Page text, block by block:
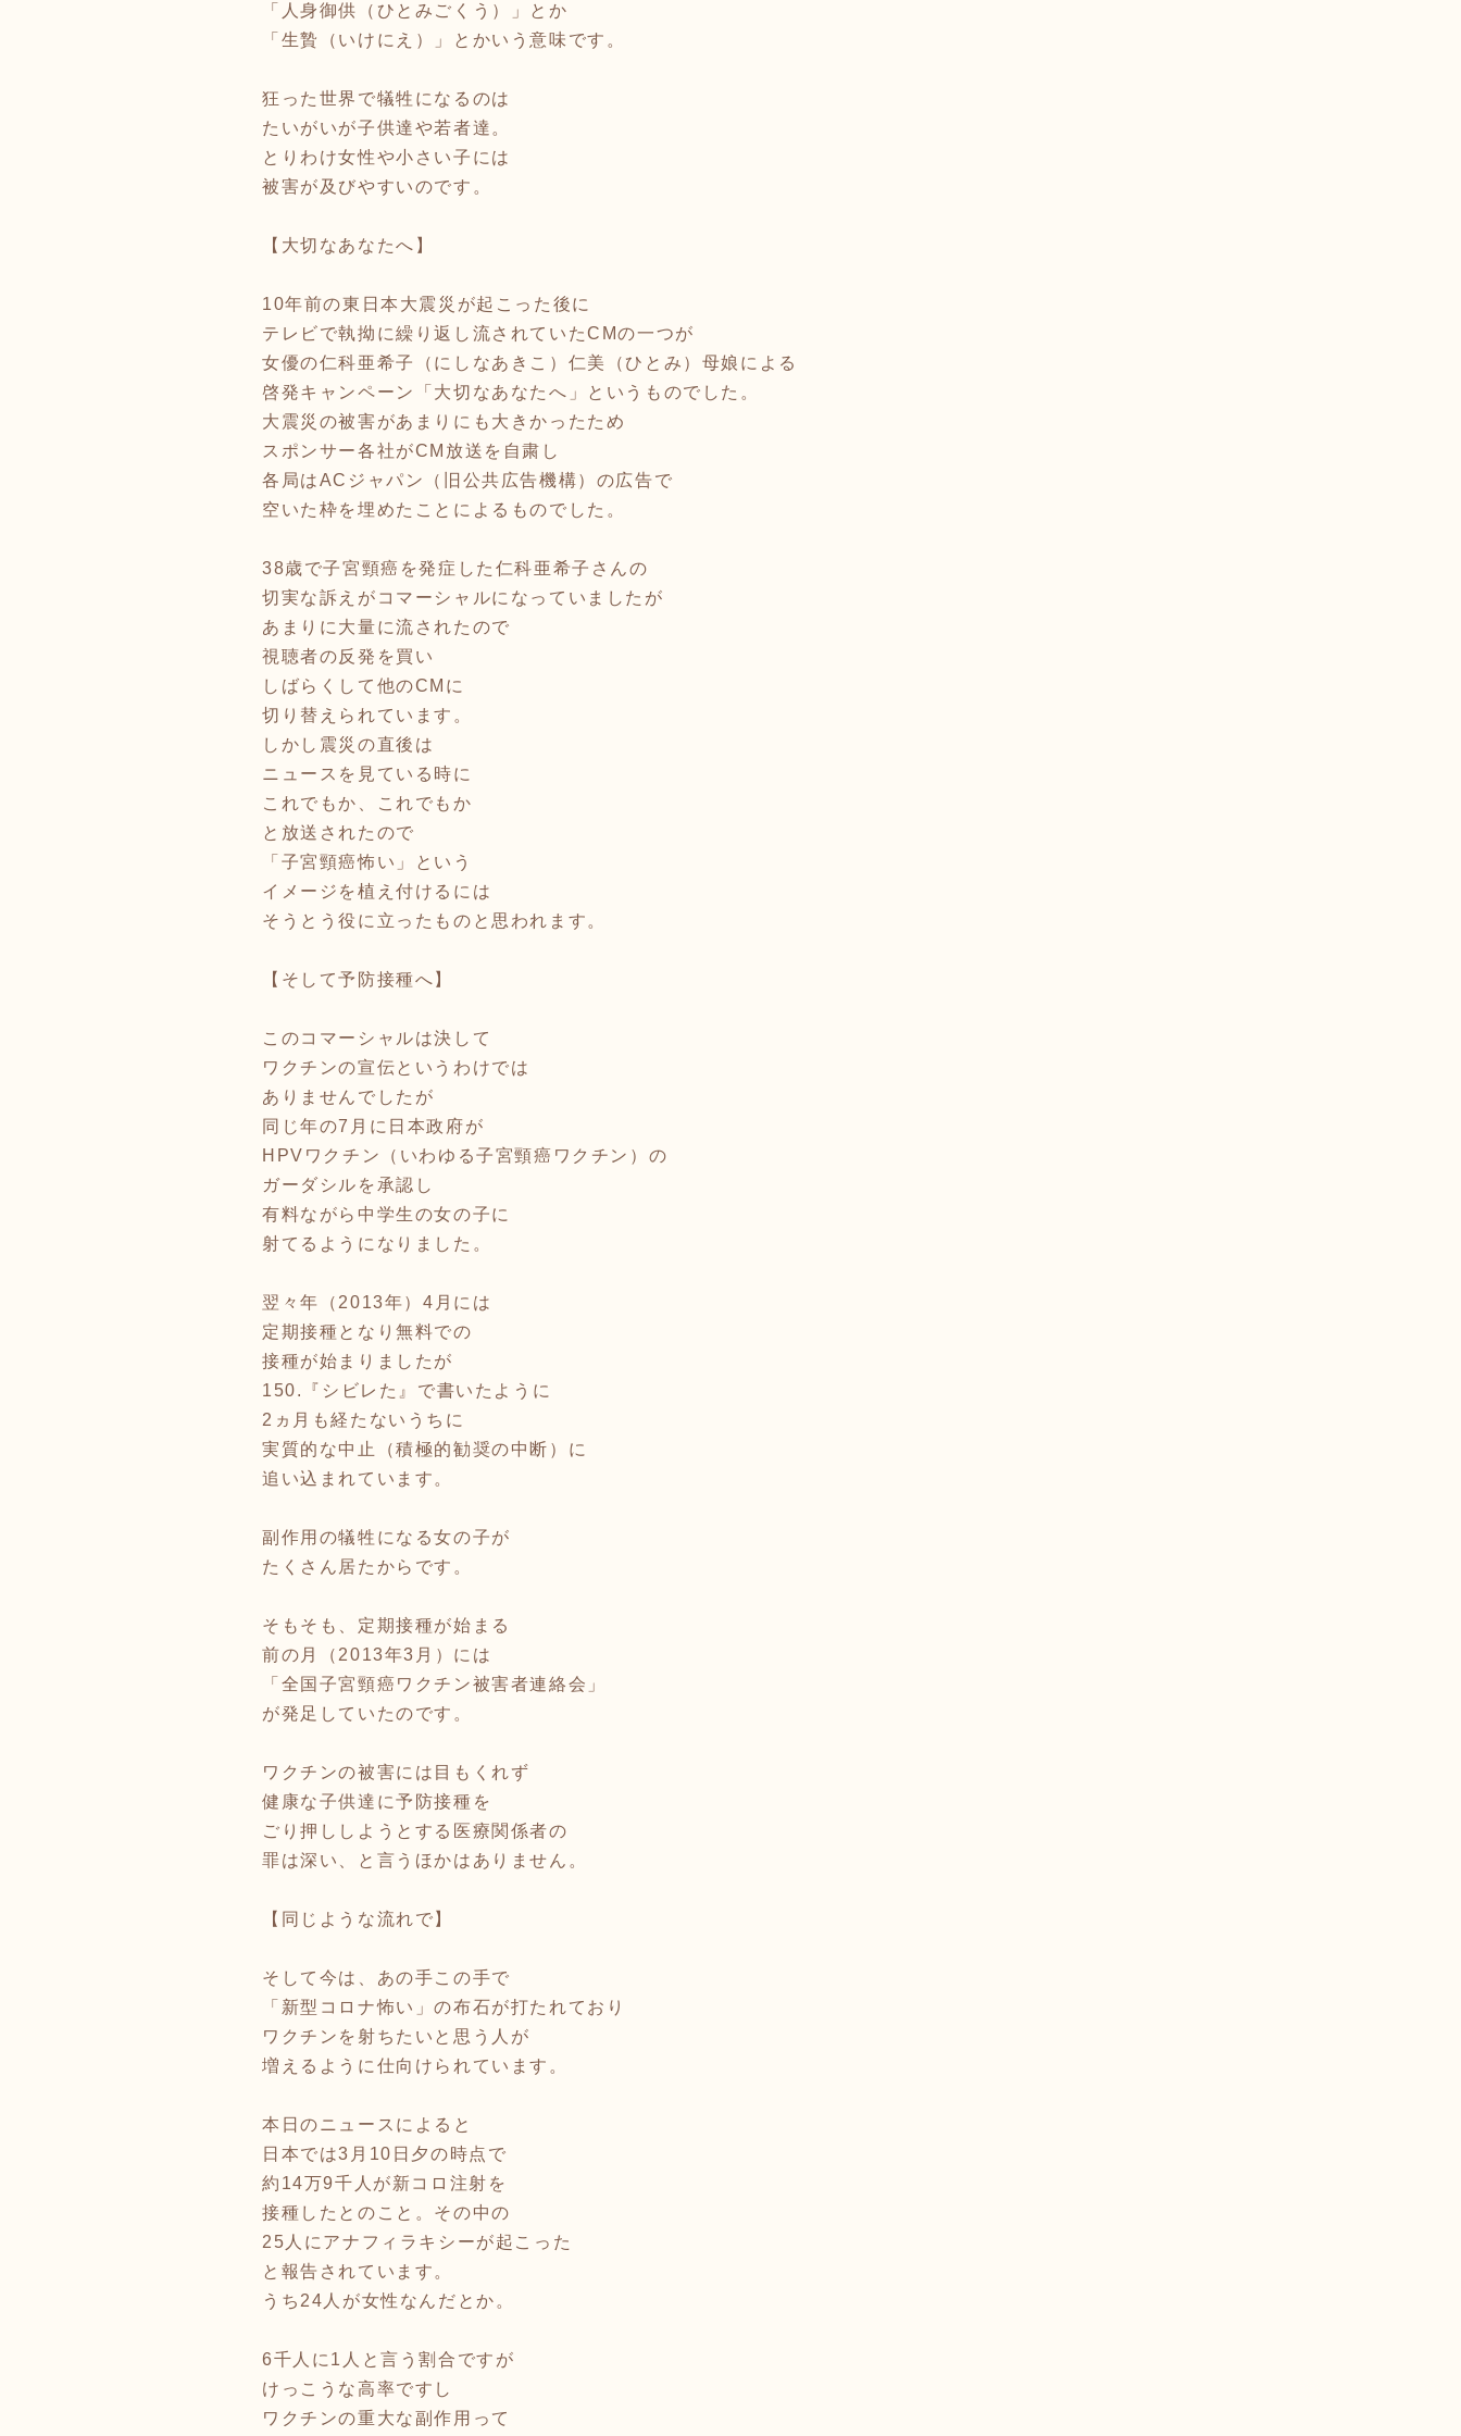
「人身御供（ひとみごくう）」とか
「生贄（いけにえ）」とかいう意味です。
狂った世界で犠牲になるのは
たいがいが子供達や若者達。
とりわけ女性や小さい子には
被害が及びやすいのです。
【大切なあなたへ】
10年前の東日本大震災が起こった後に
テレビで執拗に繰り返し流されていたCMの一つが
女優の仁科亜希子（にしなあきこ）仁美（ひとみ）母娘による
啓発キャンペーン「大切なあなたへ」というものでした。
大震災の被害があまりにも大きかったため
スポンサー各社がCM放送を自粛し
各局はACジャパン（旧公共広告機構）の広告で
空いた枠を埋めたことによるものでした。
38歳で子宮頸癌を発症した仁科亜希子さんの
切実な訴えがコマーシャルになっていましたが
あまりに大量に流されたので
視聴者の反発を買い
しばらくして他のCMに
切り替えられています。
しかし震災の直後は
ニュースを見ている時に
これでもか、これでもか
と放送されたので
「子宮頸癌怖い」という
イメージを植え付けるには
そうとう役に立ったものと思われます。
【そして予防接種へ】
このコマーシャルは決して
ワクチンの宣伝というわけでは
ありませんでしたが
同じ年の7月に日本政府が
HPVワクチン（いわゆる子宮頸癌ワクチン）の
ガーダシルを承認し
有料ながら中学生の女の子に
射てるようになりました。
翌々年（2013年）4月には
定期接種となり無料での
接種が始まりましたが
150.『シビレた』で書いたように
2ヵ月も経たないうちに
実質的な中止（積極的勧奨の中断）に
追い込まれています。
副作用の犠牲になる女の子が
たくさん居たからです。
そもそも、定期接種が始まる
前の月（2013年3月）には
「全国子宮頸癌ワクチン被害者連絡会」
が発足していたのです。
ワクチンの被害には目もくれず
健康な子供達に予防接種を
ごり押ししようとする医療関係者の
罪は深い、と言うほかはありません。
【同じような流れで】
そして今は、あの手この手で
「新型コロナ怖い」の布石が打たれており
ワクチンを射ちたいと思う人が
増えるように仕向けられています。
本日のニュースによると
日本では3月10日夕の時点で
約14万9千人が新コロ注射を
接種したとのこと。その中の
25人にアナフィラキシーが起こった
と報告されています。
うち24人が女性なんだとか。
6千人に1人と言う割合ですが
けっこうな高率ですし
ワクチンの重大な副作用って